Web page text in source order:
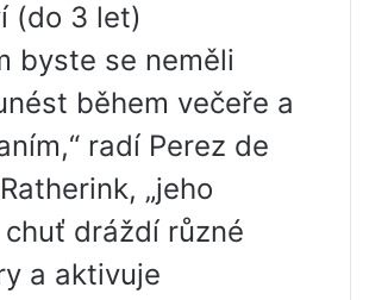
(do 3 let)
byste se neměli
během večeře a
radí Perez de
„jeho
dráždí různé
a aktivuje